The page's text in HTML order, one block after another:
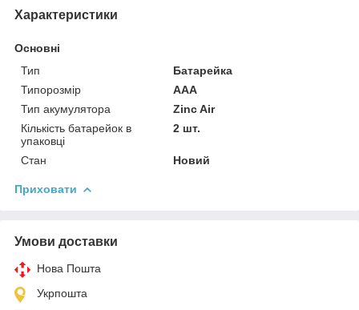
Характеристики
Основні
Тип
Батарейка
Типорозмір
AAA
Тип акумулятора
Zinc Air
Кількість батарейок в
упаковці
2 шт.
Стан Новий
Приховати
Умови доставки
Нова Пошта
Укрпошта